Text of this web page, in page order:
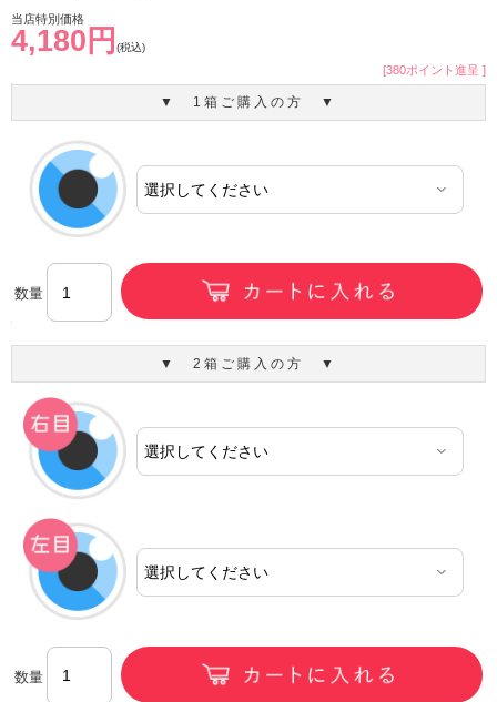
当店特別価格
4,180円 (税込)
[380ポイント進呈 ]
▼ 1箱ご購入の方 ▼
数量
▼ 2箱ご購入の方 ▼
数量